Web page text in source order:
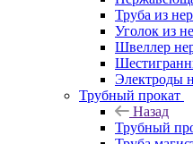
Труба из
Уголок из
Швеллер
Электроды
Трубный прокат
Назад
Трубный